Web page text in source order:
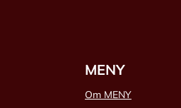
MENY
Om MENY